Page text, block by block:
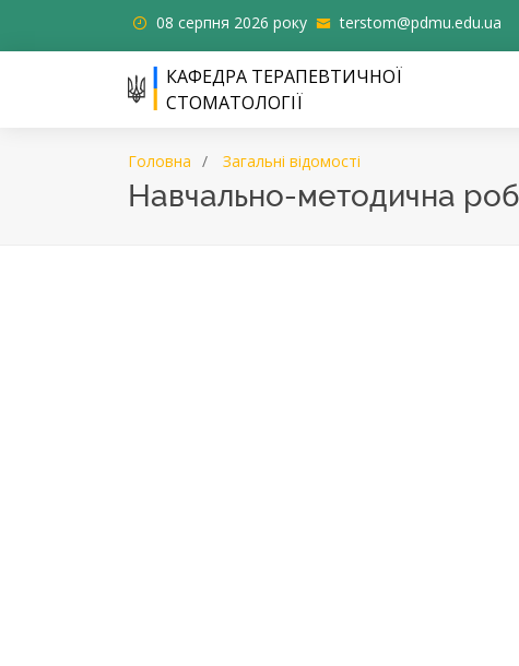
08 серпня 2026 року terstom@pdmu.edu.ua
КАФЕДРА ТЕРАПЕВТИЧНОЇ
СТОМАТОЛОГІЇ
Головна Загальні відомості
Навчально-методична